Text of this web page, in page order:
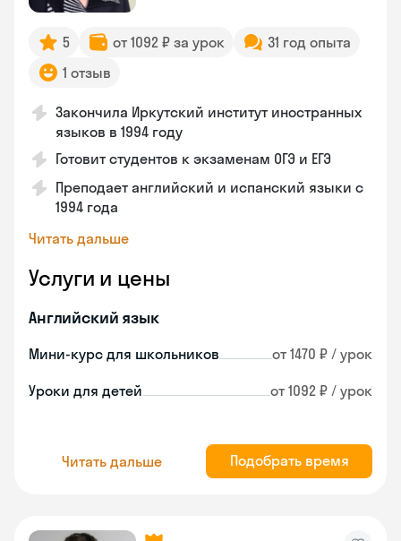
5 от 1092 ₽ за урок
31 год опыта
1 отзыв
Закончила Иркутский институт иностранных
языков в 1994 году
Готовит студентов к экзаменам ОГЭ и ЕГЭ
Преподает английский и испанский языки с
1994 года
Читать дальше
Услуги и цены
Английский язык
Мини-курс для школьников от 1470 ₽ / урок
Уроки для детей от 1092 ₽ / урок
Читать дальше Подобрать время